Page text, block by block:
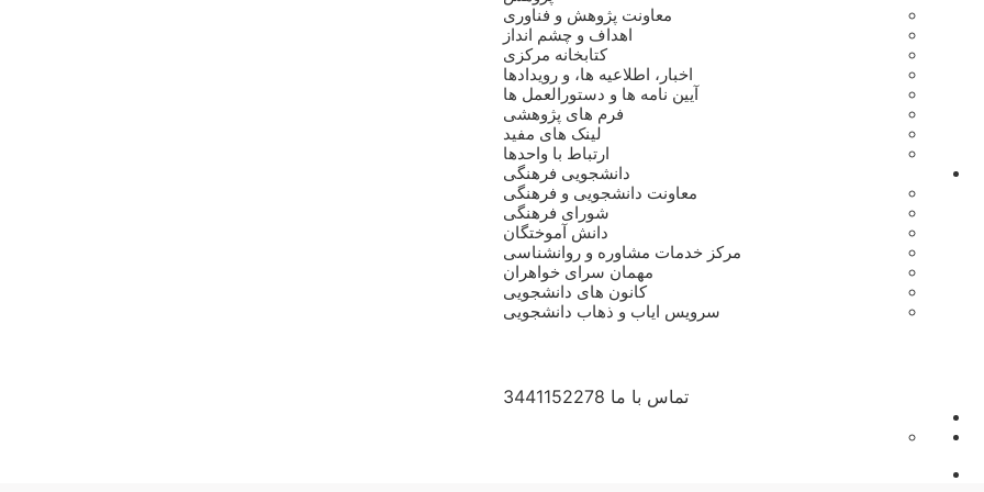
معاونت پژوهش و فناوری
اهداف و چشم انداز
کتابخانه مرکزی
اخبار، اطلاعیه ها، و رویدادها
آیین نامه ها و دستورالعمل ها
فرم های پژوهشی
لینک های مفید
ارتباط با واحدها
دانشجویی فرهنگی
معاونت دانشجویی و فرهنگی
شورای فرهنگی
دانش آموختگان
مرکز خدمات مشاوره و روانشناسی
مهمان سرای خواهران
کانون های دانشجویی
سرویس ایاب و ذهاب دانشجویی
تماس با ما 3441152278